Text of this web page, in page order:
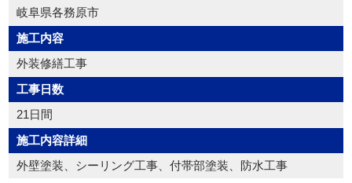
岐阜県各務原市
施工内容
外装修繕工事
工事日数
21日間
施工内容詳細
外壁塗装、シーリング工事、付帯部塗装、防水工事